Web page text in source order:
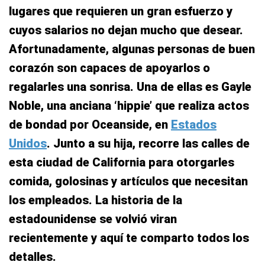
lugares que requieren un gran esfuerzo y
cuyos salarios no dejan mucho que desear.
Afortunadamente, algunas personas de buen
corazón son capaces de apoyarlos o
regalarles una sonrisa. Una de ellas es Gayle
Noble, una anciana ‘hippie’ que realiza actos
de bondad por Oceanside, en Estados
Unidos. Junto a su hija, recorre las calles de
esta ciudad de California para otorgarles
comida, golosinas y artículos que necesitan
los empleados. La historia de la
estadounidense se volvió viran
recientemente y aquí te comparto todos los
detalles.